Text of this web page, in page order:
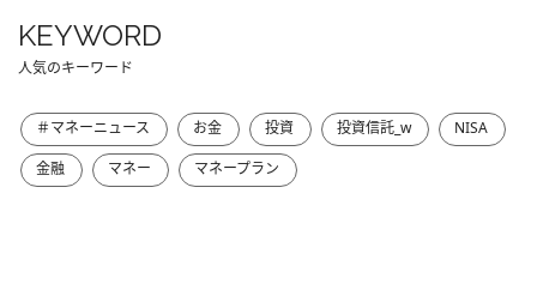
KEYWORD
人気のキーワード
＃マネーニュース お金 投資 投資信託_w
NISA
金融
マネー マネープラン